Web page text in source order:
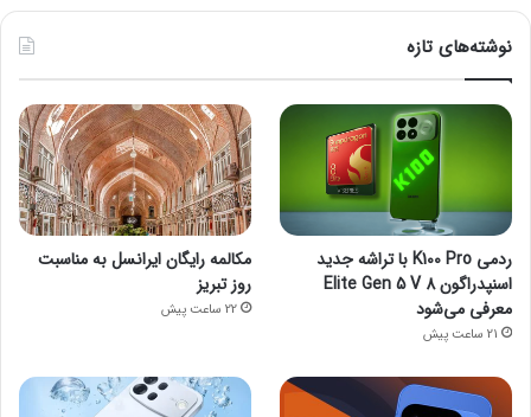
نوشته‌های تازه
ردمی K100 Pro با تراشه جدید
اسنپدراگون 8 Elite Gen 5 V
معرفی می‌شود
21 ساعت پیش
مکالمه رایگان ایرانسل به مناسبت
روز تبریز
22 ساعت پیش